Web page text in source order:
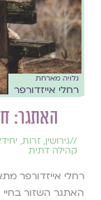
גלויה מארחת
רחלי אייזדורפר
האתגר:
//גירושין, זרות,
קהילה דתית
רחלי אייזדורפר
האתגר השזור בחיי